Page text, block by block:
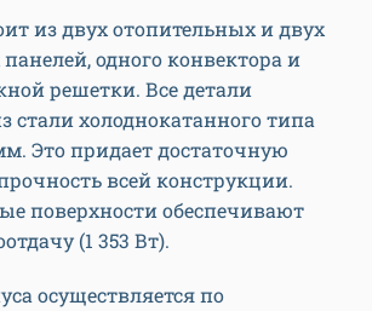
из двух отопительных и двух
одного конвектора и
решетки. Все детали
стали холоднокатанного типа
Это придает достаточную
всей конструкции.
поверхности обеспечивают
(1 353 Вт).
осуществляется по